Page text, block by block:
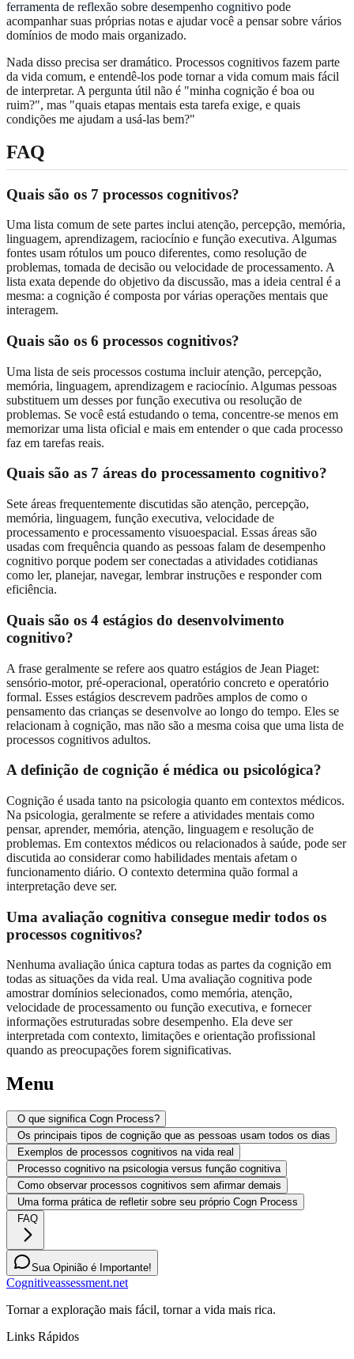
ferramenta de reflexão sobre desempenho cognitivo pode
acompanhar suas próprias notas e ajudar você a pensar sobre vários
domínios de modo mais organizado.
Nada disso precisa ser dramático. Processos cognitivos fazem parte
da vida comum, e entendê-los pode tornar a vida comum mais fácil
de interpretar. A pergunta útil não é "minha cognição é boa ou
ruim?", mas "quais etapas mentais esta tarefa exige, e quais
condições me ajudam a usá-las bem?"
FAQ
Quais são os 7 processos cognitivos?
Uma lista comum de sete partes inclui atenção, percepção, memória,
linguagem, aprendizagem, raciocínio e função executiva. Algumas
fontes usam rótulos um pouco diferentes, como resolução de
problemas, tomada de decisão ou velocidade de processamento. A
lista exata depende do objetivo da discussão, mas a ideia central é a
mesma: a cognição é composta por várias operações mentais que
interagem.
Quais são os 6 processos cognitivos?
Uma lista de seis processos costuma incluir atenção, percepção,
memória, linguagem, aprendizagem e raciocínio. Algumas pessoas
substituem um desses por função executiva ou resolução de
problemas. Se você está estudando o tema, concentre-se menos em
memorizar uma lista oficial e mais em entender o que cada processo
faz em tarefas reais.
Quais são as 7 áreas do processamento cognitivo?
Sete áreas frequentemente discutidas são atenção, percepção,
memória, linguagem, função executiva, velocidade de
processamento e processamento visuoespacial. Essas áreas são
usadas com frequência quando as pessoas falam de desempenho
cognitivo porque podem ser conectadas a atividades cotidianas
como ler, planejar, navegar, lembrar instruções e responder com
eficiência.
Quais são os 4 estágios do desenvolvimento
cognitivo?
A frase geralmente se refere aos quatro estágios de Jean Piaget:
sensório-motor, pré-operacional, operatório concreto e operatório
formal. Esses estágios descrevem padrões amplos de como o
pensamento das crianças se desenvolve ao longo do tempo. Eles se
relacionam à cognição, mas não são a mesma coisa que uma lista de
processos cognitivos adultos.
A definição de cognição é médica ou psicológica?
Cognição é usada tanto na psicologia quanto em contextos médicos.
Na psicologia, geralmente se refere a atividades mentais como
pensar, aprender, memória, atenção, linguagem e resolução de
problemas. Em contextos médicos ou relacionados à saúde, pode ser
discutida ao considerar como habilidades mentais afetam o
funcionamento diário. O contexto determina quão formal a
interpretação deve ser.
Uma avaliação cognitiva consegue medir todos os
processos cognitivos?
Nenhuma avaliação única captura todas as partes da cognição em
todas as situações da vida real. Uma avaliação cognitiva pode
amostrar domínios selecionados, como memória, atenção,
velocidade de processamento ou função executiva, e fornecer
informações estruturadas sobre desempenho. Ela deve ser
interpretada com contexto, limitações e orientação profissional
quando as preocupações forem significativas.
Menu
O que significa Cogn Process?
Os principais tipos de cognição que as pessoas usam todos os dias
Exemplos de processos cognitivos na vida real
Processo cognitivo na psicologia versus função cognitiva
Como observar processos cognitivos sem afirmar demais
Uma forma prática de refletir sobre seu próprio Cogn Process
FAQ
Sua Opinião é Importante!
Cognitiveassessment.net
Tornar a exploração mais fácil, tornar a vida mais rica.
Links Rápidos